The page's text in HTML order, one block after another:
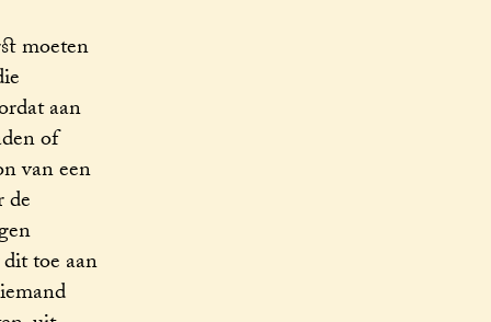
moeten
aan
of
van een
de
toe aan